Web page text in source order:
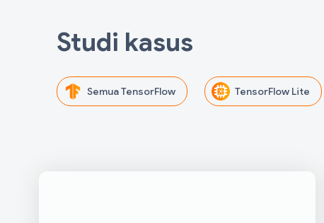
Studi kasus
Semua TensorFlow TensorFlow Lite